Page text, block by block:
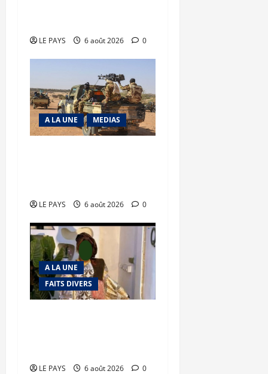
LE PAYS 6 août 2026 0
A LA UNE MEDIAS
LE PAYS 6 août 2026 0
A LA UNE
FAITS DIVERS
LE PAYS 6 août 2026 0